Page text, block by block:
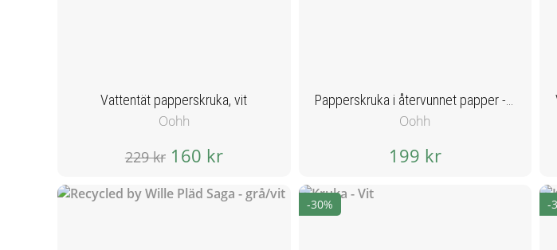
Vattentät papperskruka, vit
Oohh
229 kr160 kr
Oohh
199 kr
-30% -